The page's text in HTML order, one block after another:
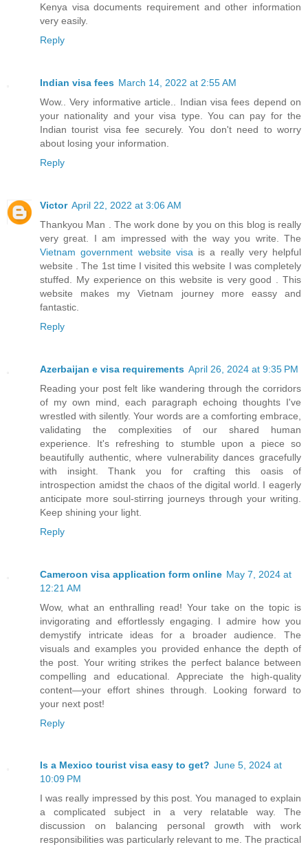
Kenya visa documents requirement and other information
very easily.
Reply
Indian visa fees March 14, 2022 at 2:55 AM
Wow.. Very informative article.. Indian visa fees depend on
your nationality and your visa type. You can pay for the
Indian tourist visa fee securely. You don't need to worry
about losing your information.
Reply
Victor April 22, 2022 at 3:06 AM
Thankyou Man . The work done by you on this blog is really
very great. I am impressed with the way you write. The
Vietnam government website visa is a really very helpful
website . The 1st time I visited this website I was completely
stuffed. My experience on this website is very good . This
website makes my Vietnam journey more eassy and
fantastic.
Reply
Azerbaijan e visa requirements April 26, 2024 at 9:35 PM
Reading your post felt like wandering through the corridors
of my own mind, each paragraph echoing thoughts I've
wrestled with silently. Your words are a comforting embrace,
validating the complexities of our shared human
experience. It's refreshing to stumble upon a piece so
beautifully authentic, where vulnerability dances gracefully
with insight. Thank you for crafting this oasis of
introspection amidst the chaos of the digital world. I eagerly
anticipate more soul-stirring journeys through your writing.
Keep shining your light.
Reply
Cameroon visa application form online May 7, 2024 at
12:21 AM
Wow, what an enthralling read! Your take on the topic is
invigorating and effortlessly engaging. I admire how you
demystify intricate ideas for a broader audience. The
visuals and examples you provided enhance the depth of
the post. Your writing strikes the perfect balance between
compelling and educational. Appreciate the high-quality
content—your effort shines through. Looking forward to
your next post!
Reply
Is a Mexico tourist visa easy to get? June 5, 2024 at
10:09 PM
I was really impressed by this post. You managed to explain
a complicated subject in a very relatable way. The
discussion on balancing personal growth with work
responsibilities was particularly relevant to me. The practical